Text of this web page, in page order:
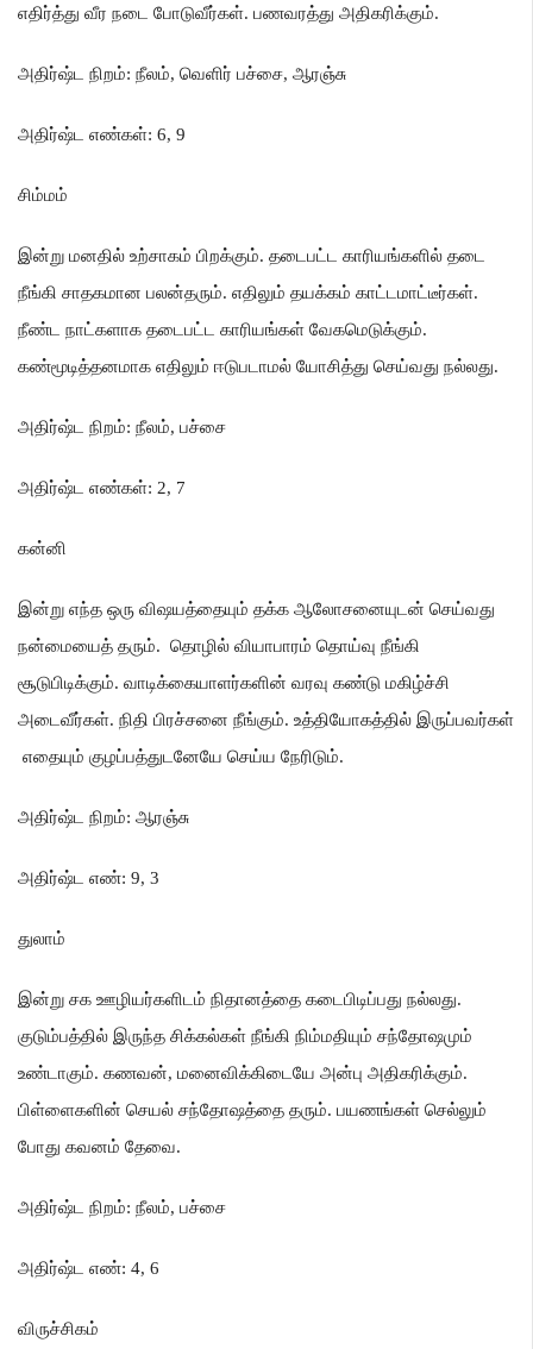
எதிர்த்து வீர நடை போடுவீர்கள். பணவரத்து அதிகரிக்கும்.
அதிர்ஷ்ட நிறம்: நீலம், வெளிர் பச்சை, ஆரஞ்சு
அதிர்ஷ்ட எண்கள்: 6, 9
சிம்மம்
இன்று மனதில் உற்சாகம் பிறக்கும். தடைபட்ட காரியங்களில் தடை
நீங்கி சாதகமான பலன்தரும். எதிலும் தயக்கம் காட்டமாட்டீர்கள்.
நீண்ட நாட்களாக தடைபட்ட காரியங்கள் வேகமெடுக்கும்.
கண்மூடித்தனமாக எதிலும் ஈடுபடாமல் யோசித்து செய்வது நல்லது.
அதிர்ஷ்ட நிறம்: நீலம், பச்சை
அதிர்ஷ்ட எண்கள்: 2, 7
கன்னி
இன்று எந்த ஒரு விஷயத்தையும் தக்க ஆலோசனையுடன் செய்வது
நன்மையைத் தரும். தொழில் வியாபாரம் தொய்வு நீங்கி
சூடுபிடிக்கும். வாடிக்கையாளர்களின் வரவு கண்டு மகிழ்ச்சி
அடைவீர்கள். நிதி பிரச்சனை நீங்கும். உத்தியோகத்தில் இருப்பவர்கள்
எதையும் குழப்பத்துடனேயே செய்ய நேரிடும்.
அதிர்ஷ்ட நிறம்: ஆரஞ்சு
அதிர்ஷ்ட எண்: 9, 3
துலாம்
இன்று சக ஊழியர்களிடம் நிதானத்தை கடைபிடிப்பது நல்லது.
குடும்பத்தில் இருந்த சிக்கல்கள் நீங்கி நிம்மதியும் சந்தோஷமும்
உண்டாகும். கணவன், மனைவிக்கிடையே அன்பு அதிகரிக்கும்.
பிள்ளைகளின் செயல் சந்தோஷத்தை தரும். பயணங்கள் செல்லும்
போது கவனம் தேவை.
அதிர்ஷ்ட நிறம்: நீலம், பச்சை
அதிர்ஷ்ட எண்: 4, 6
விருச்சிகம்